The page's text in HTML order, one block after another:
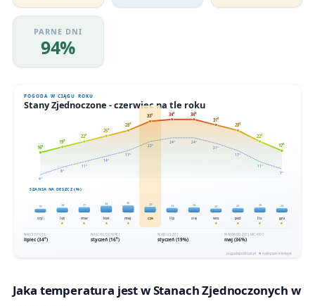
PARNE DNI
94%
Jaka temperatura jest w Stanach Zjednoczonych w